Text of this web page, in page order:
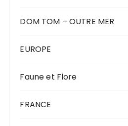
DOM TOM – OUTRE MER
EUROPE
Faune et Flore
FRANCE